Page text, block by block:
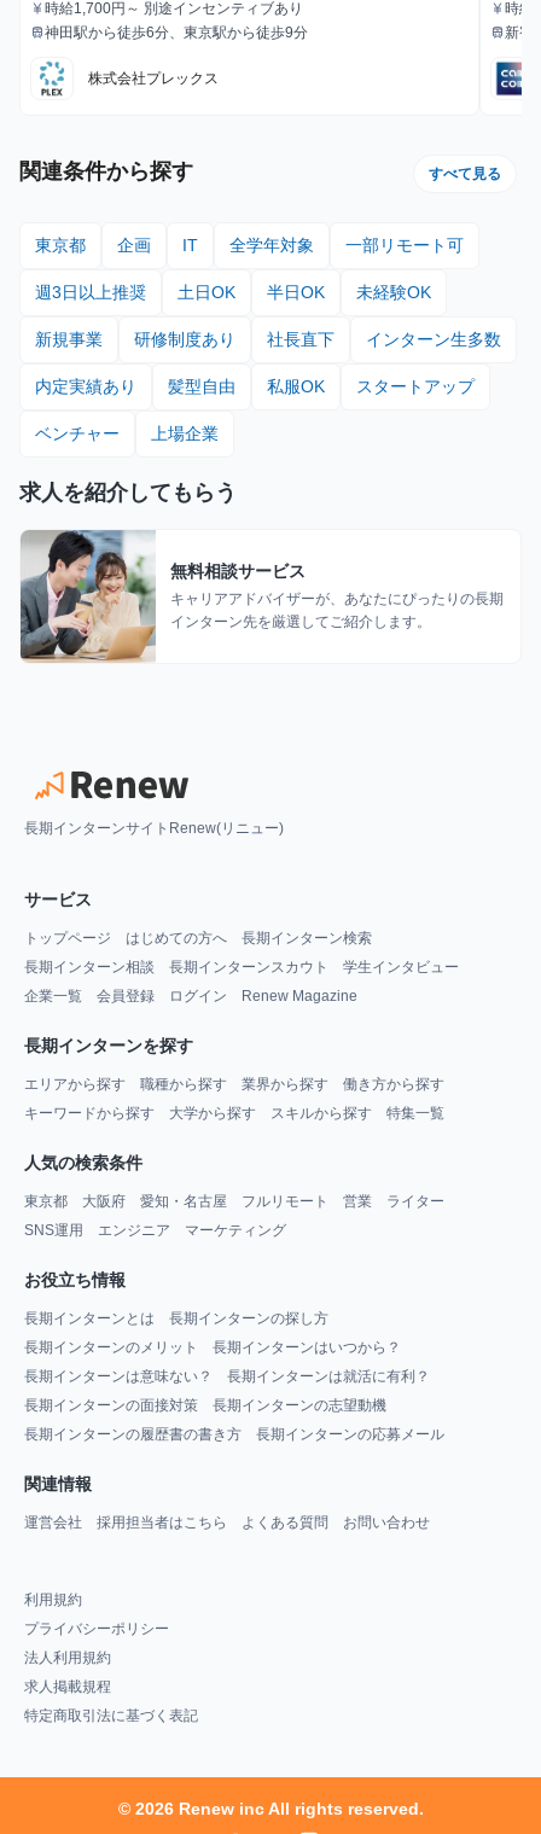
給与
currency_yen時給1,700円～ 別途インセンティブあり
最寄駅
train神田駅から徒歩6分、東京駅から徒歩9分
株式会社プレックス
給与
currency_yen時給
最寄駅
train 新宿
関連条件から探す すべて見る
東京都 企画 IT 全学年対象 一部リモート可
週3日以上推奨 土日OK 半日OK 未経験OK
新規事業 研修制度あり 社長直下 インターン生多数
内定実績あり 髪型自由 私服OK スタートアップ
ベンチャー 上場企業
求人を紹介してもらう
無料相談サービス
キャリアアドバイザーが、あなたにぴったりの長期
インターン先を厳選してご紹介します。
長期インターンサイトRenew(リニュー)
サービス
トップページ はじめての方へ
長期インターン検索
長期インターン相談
長期インターンスカウト
学生インタビュー
企業一覧
会員登録 ログイン Renew Magazine
長期インターンを探す
エリアから探す 職種から探す 業界から探す
働き方から探す
キーワードから探す
大学から探す スキルから探す 特集一覧
人気の検索条件
東京都 大阪府 愛知・名古屋 フルリモート 営業
ライター
SNS運用
エンジニア マーケティング
お役立ち情報
長期インターンとは
長期インターンの探し方
長期インターンのメリット
長期インターンはいつから？
長期インターンは意味ない？
長期インターンは就活に有利？
長期インターンの面接対策
長期インターンの志望動機
長期インターンの履歴書の書き方
長期インターンの応募メール
関連情報
運営会社 採用担当者はこちら よくある質問 お問い合わせ
利用規約
プライバシーポリシー
法人利用規約
求人掲載規程
特定商取引法に基づく表記
© 2026 Renew inc All rights reserved.